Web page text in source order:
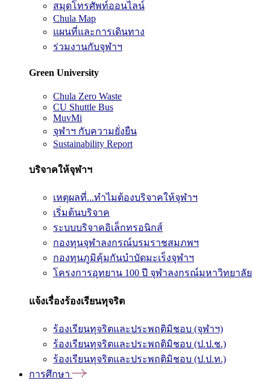
สมุดโทรศัพท์ออนไลน์
Chula Map
แผนที่และการเดินทาง
ร่วมงานกับจุฬาฯ
Green University
Chula Zero Waste
CU Shuttle Bus
MuvMi
จุฬาฯ กับความยั่งยืน
Sustainability Report
บริจาคให้จุฬาฯ
เหตุผลที่...ทำไมต้องบริจาคให้จุฬาฯ
เริ่มต้นบริจาค
ระบบบริจาคอิเล็กทรอนิกส์
กองทุนจุฬาลงกรณ์บรมราชสมภพฯ
กองทุนภูมิคุ้มกันบำบัดมะเร็งจุฬาฯ
โครงการอุทยาน 100 ปี จุฬาลงกรณ์มหาวิทยาลัย
แจ้งเรื่องร้องเรียนทุจริต
ร้องเรียนทุจริตและประพฤติมิชอบ (จุฬาฯ)
ร้องเรียนทุจริตและประพฤติมิชอบ (ป.ป.ช.)
ร้องเรียนทุจริตและประพฤติมิชอบ (ป.ป.ท.)
การศึกษา